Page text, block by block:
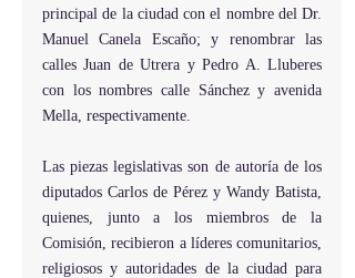
principal de la ciudad con el nombre del Dr.
Manuel Canela Escaño; y renombrar las
calles Juan de Utrera y Pedro A. Lluberes
con los nombres calle Sánchez y avenida
Mella, respectivamente.
Las piezas legislativas son de autoría de los
diputados Carlos de Pérez y Wandy Batista,
quienes, junto a los miembros de la
Comisión, recibieron a líderes comunitarios,
religiosos y autoridades de la ciudad para